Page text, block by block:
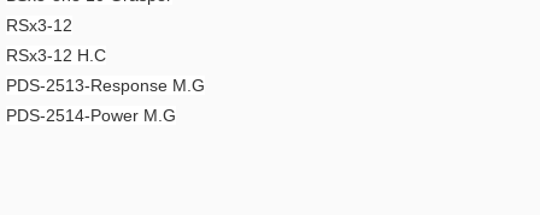
RSx3-12
RSx3-12 H.C
PDS-2513-Response M.G
PDS-2514-Power M.G